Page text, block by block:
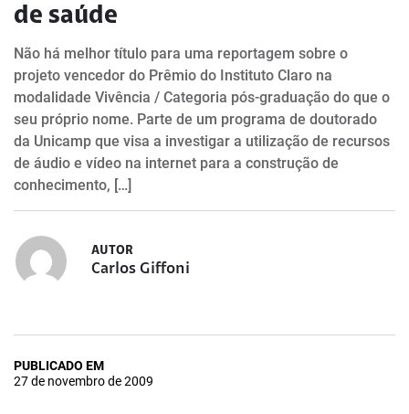
de saúde
Não há melhor título para uma reportagem sobre o
projeto vencedor do Prêmio do Instituto Claro na
modalidade Vivência / Categoria pós-graduação do que o
seu próprio nome. Parte de um programa de doutorado
da Unicamp que visa a investigar a utilização de recursos
de áudio e vídeo na internet para a construção de
conhecimento, […]
AUTOR
Carlos Giffoni
PUBLICADO EM
27 de novembro de 2009